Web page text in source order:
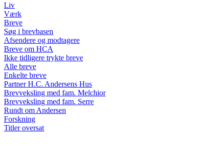
Liv
Værk
Breve
Søg i brevbasen
Afsendere og modtagere
Breve om HCA
Ikke tidligere trykte breve
Alle breve
Enkelte breve
Partner H.C. Andersens Hus
Brevveksling med fam. Melchior
Brevveksling med fam. Serre
Rundt om Andersen
Forskning
Titler oversat